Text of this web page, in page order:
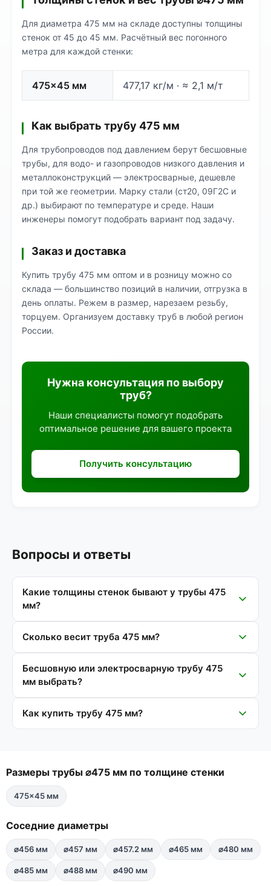
Для диаметра 475 мм на складе доступны толщины
стенок от 45 до 45 мм. Расчётный вес погонного
метра для каждой стенки:
475×45 мм 477,17 кг/м · ≈ 2,1 м/т
Как выбрать трубу 475 мм
Для трубопроводов под давлением берут бесшовные
трубы, для водо- и газопроводов низкого давления и
металлоконструкций — электросварные, дешевле
при той же геометрии. Марку стали (ст20, 09Г2С и
др.) выбирают по температуре и среде. Наши
инженеры помогут подобрать вариант под задачу.
Заказ и доставка
Купить трубу 475 мм оптом и в розницу можно со
склада — большинство позиций в наличии, отгрузка в
день оплаты. Режем в размер, нарезаем резьбу,
торцуем. Организуем доставку труб в любой регион
России.
Нужна консультация по выбору
труб?
Наши специалисты помогут подобрать
оптимальное решение для вашего проекта
Получить консультацию
Вопросы и ответы
Какие толщины стенок бывают у трубы 475
мм?
Сколько весит труба 475 мм?
Бесшовную или электросварную трубу 475
мм выбрать?
Как купить трубу 475 мм?
Размеры трубы ⌀475 мм по толщине стенки
475×45 мм
Соседние диаметры
⌀456 мм ⌀457 мм ⌀457.2 мм ⌀465 мм ⌀480 мм
⌀485 мм ⌀488 мм ⌀490 мм